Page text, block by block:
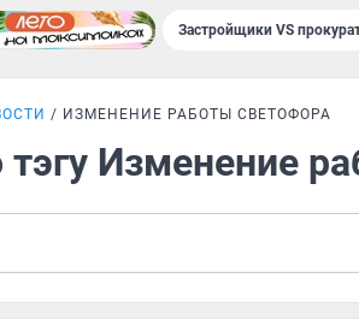
Застройщики VS
ИЗМЕНЕНИЕ РАБОТЫ СВЕТОФОРА
тэгу Изменение